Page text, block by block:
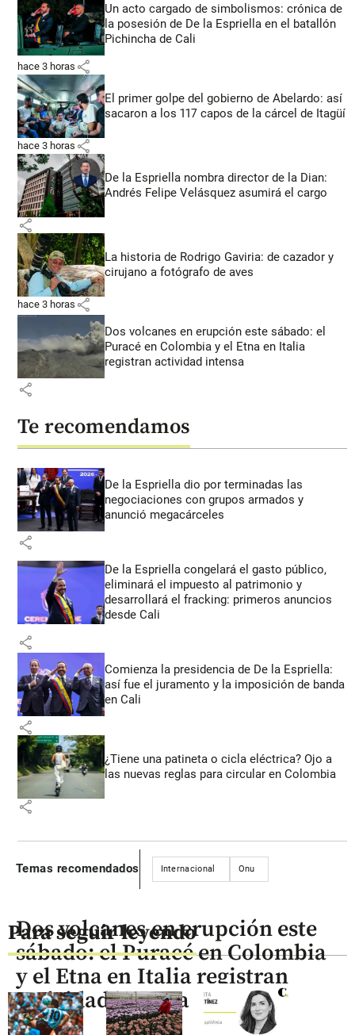
Un acto cargado de simbolismos: crónica de
la posesión de De la Espriella en el batallón
Pichincha de Cali
hace 3 horas share
El primer golpe del gobierno de Abelardo: así
sacaron a los 117 capos de la cárcel de Itagüí
hace 3 horas share
De la Espriella nombra director de la Dian:
Andrés Felipe Velásquez asumirá el cargo
share
La historia de Rodrigo Gaviria: de cazador y
cirujano a fotógrafo de aves
hace 3 horas share
Dos volcanes en erupción este sábado: el
Puracé en Colombia y el Etna en Italia
registran actividad intensa
share
Te recomendamos
De la Espriella dio por terminadas las
negociaciones con grupos armados y
anunció megacárceles
share
De la Espriella congelará el gasto público,
eliminará el impuesto al patrimonio y
desarrollará el fracking: primeros anuncios
desde Cali
share
Comienza la presidencia de De la Espriella:
así fue el juramento y la imposición de banda
en Cali
share
¿Tiene una patineta o cicla eléctrica? Ojo a
las nuevas reglas para circular en Colombia
share
Temas recomendados Internacional Onu
Para seguir leyendo
Dos volcanes en erupción este
sábado: el Puracé en Colombia
y el Etna en Italia registran
actividad intensa